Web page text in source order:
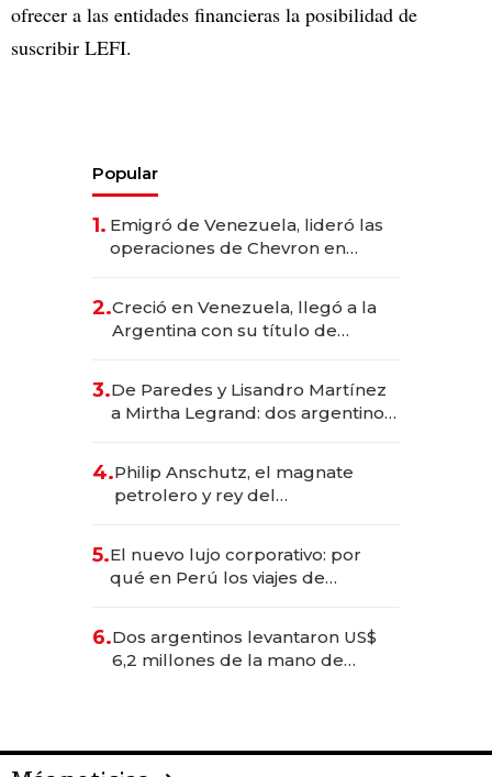
ofrecer a las entidades financieras la posibilidad de
suscribir LEFI.
Popular
1. Emigró de Venezuela, lideró las
operaciones de Chevron en
2.Creció en Venezuela, llegó a la
Argentina con su título de
las marcas "fast premium"
3.De Paredes y Lisandro Martínez
a Mirtha Legrand: dos argentinos
4.Philip Anschutz, el magnate
petrolero y rey del
Fénix
5.El nuevo lujo corporativo: por
qué en Perú los viajes de
para convertirse en experiencias
transformadoras
6.Dos argentinos levantaron US$
6,2 millones de la mano de